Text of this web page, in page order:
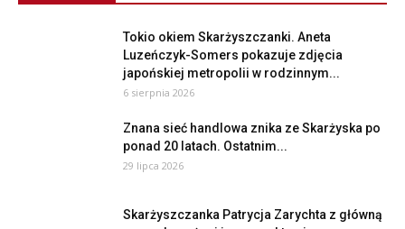
Tokio okiem Skarżyszczanki. Aneta
Luzeńczyk-Somers pokazuje zdjęcia
japońskiej metropolii w rodzinnym...
6 sierpnia 2026
Znana sieć handlowa znika ze Skarżyska po
ponad 20 latach. Ostatnim...
29 lipca 2026
Skarżyszczanka Patrycja Zarychta z główną